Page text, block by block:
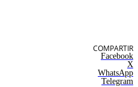
COMPARTIR
Facebook
X
WhatsApp
Telegram